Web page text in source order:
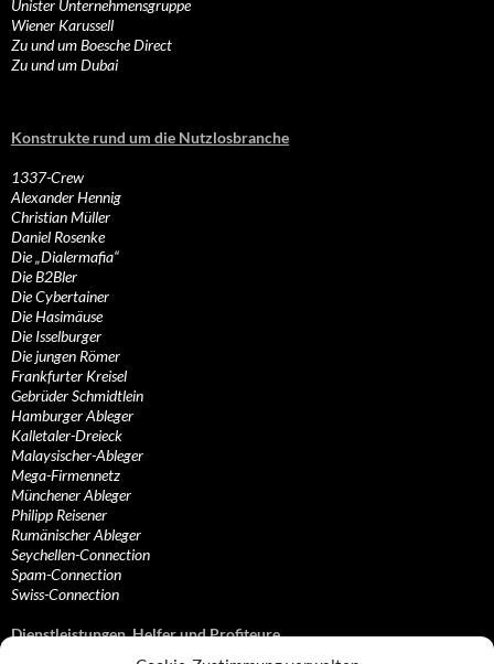
Unister Unternehmensgruppe
Wiener Karussell
Zu und um Boesche Direct
Zu und um Dubai
Konstrukte rund um die Nutzlosbranche
1337-Crew
Alexander Hennig
Christian Müller
Daniel Rosenke
Die „Dialermafia“
Die B2Bler
Die Cybertainer
Die Hasimäuse
Die Isselburger
Die jungen Römer
Frankfurter Kreisel
Gebrüder Schmidtlein
Hamburger Ableger
Kalletaler-Dreieck
Malaysischer-Ableger
Mega-Firmennetz
Münchener Ableger
Philipp Reisener
Rumänischer Ableger
Seychellen-Connection
Spam-Connection
Swiss-Connection
Dienstleistungen, Helfer und Profiteure